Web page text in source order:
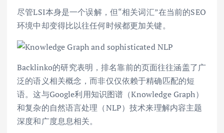
尽管LSI本身是一个误解，但“相关词汇”在当前的SEO
环境中却变得比以往任何时候都更加关键。
Backlinko的研究表明，排名靠前的页面往往涵盖了广
泛的语义相关概念，而非仅仅依赖于精确匹配的短
语。这与Google利用知识图谱（Knowledge Graph）
和复杂的自然语言处理（NLP）技术来理解内容主题
深度和广度息息相关。